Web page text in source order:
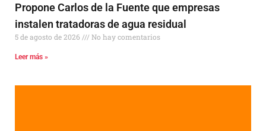
Propone Carlos de la Fuente que empresas
instalen tratadoras de agua residual
5 de agosto de 2026 No hay comentarios
Leer más »